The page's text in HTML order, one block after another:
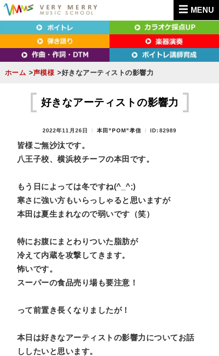
MENU
東京（新宿・八王子）・横浜・名古屋・京都で
「本気」になれるボイトレ教室｜VERY MERRY
MUSIC SCHOOL（ベリーメリー）
東京（新宿・八王子）・横浜・名古屋・京都で「本気」になれるボイトレ教室｜
VERY MERRY MUSIC SCHOOL（ベリーメリー）
ホーム 声模様 好きなアーティストの影響力
好きなアーティストの影響力
P
S
T
O
N
2022年11月26日
B
本田”POM”孝信 ID:82989
皆様ご無沙汰です。
八王子校、横浜校チーフの本田です。
もう日によっては冬ですね(^_^;)
寒さに強い方もいらっしゃると思いますが
本田は夏生まれなので弱いです（笑）
特にお腹にまとわりついた脂肪が
冷えて内蔵を攻撃してきます。
怖いです。
スーパーの食品売り場も要注意！
って前置き長くなりましたが！
本日は好きなアーティストの影響力についてお話
ししたいと思います。